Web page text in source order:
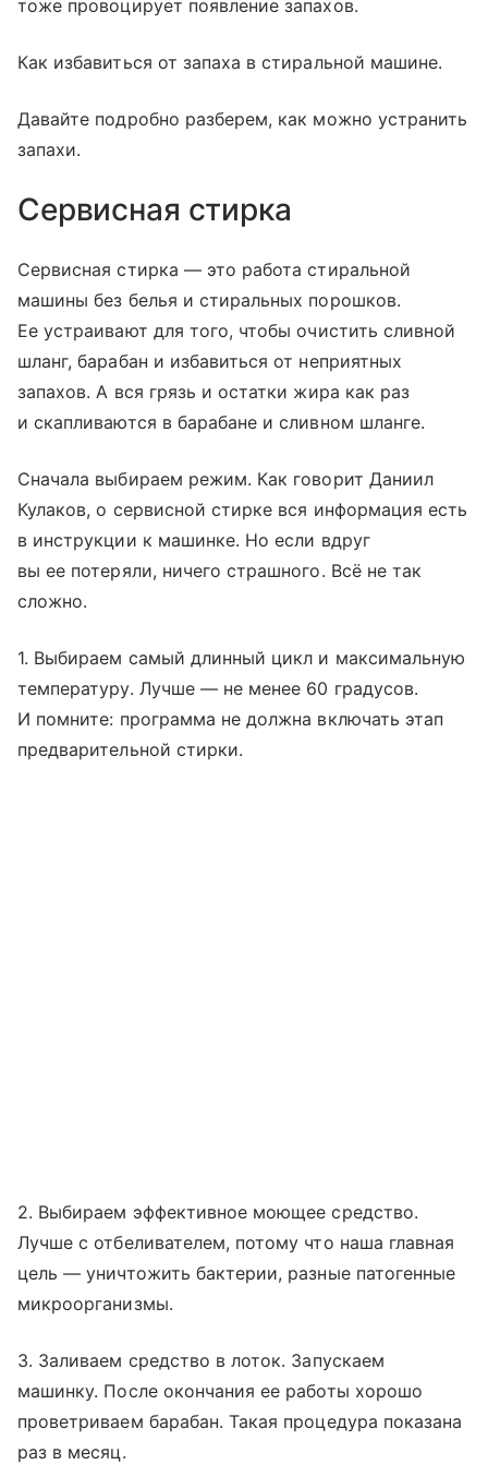
тоже провоцирует появление запахов.
Как избавиться от запаха в стиральной машине.
Давайте подробно разберем, как можно устранить
запахи.
Сервисная стирка
Сервисная стирка — это работа стиральной
машины без белья и стиральных порошков.
Ее устраивают для того, чтобы очистить сливной
шланг, барабан и избавиться от неприятных
запахов. А вся грязь и остатки жира как раз
и скапливаются в барабане и сливном шланге.
Сначала выбираем режим. Как говорит Даниил
Кулаков, о сервисной стирке вся информация есть
в инструкции к машинке. Но если вдруг
вы ее потеряли, ничего страшного. Всё не так
сложно.
1. Выбираем самый длинный цикл и максимальную
температуру. Лучше — не менее 60 градусов.
И помните: программа не должна включать этап
предварительной стирки.
2. Выбираем эффективное моющее средство.
Лучше с отбеливателем, потому что наша главная
цель — уничтожить бактерии, разные патогенные
микроорганизмы.
3. Заливаем средство в лоток. Запускаем
машинку. После окончания ее работы хорошо
проветриваем барабан. Такая процедура показана
раз в месяц.